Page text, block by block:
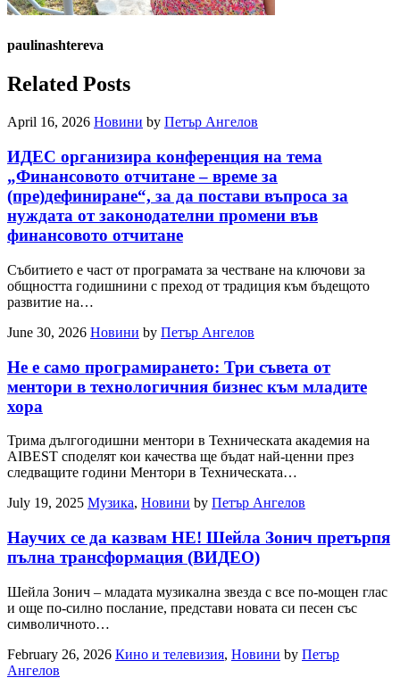
paulinashtereva
Related Posts
April 16, 2026 Новини by Петър Ангелов
ИДЕС организира конференция на тема
„Финансовото отчитане – време за
(пре)дефиниране“, за да постави въпроса за
нуждата от законодателни промени във
финансовото отчитане
Събитието е част от програмата за честване на ключови за
общността годишнини с преход от традиция към бъдещото
развитие на…
June 30, 2026 Новини by Петър Ангелов
Не е само програмирането: Три съвета от
ментори в технологичния бизнес към младите
хора
Трима дългогодишни ментори в Техническата академия на
AIBEST споделят кои качества ще бъдат най-ценни през
следващите години Ментори в Техническата…
July 19, 2025 Музика, Новини by Петър Ангелов
Научих се да казвам НЕ! Шейла Зонич претърпя
пълна трансформация (ВИДЕО)
Шейла Зонич – младата музикална звезда с все по-мощен глас
и още по-силно послание, представи новата си песен със
символичното…
February 26, 2026 Кино и телевизия, Новини by Петър
Ангелов